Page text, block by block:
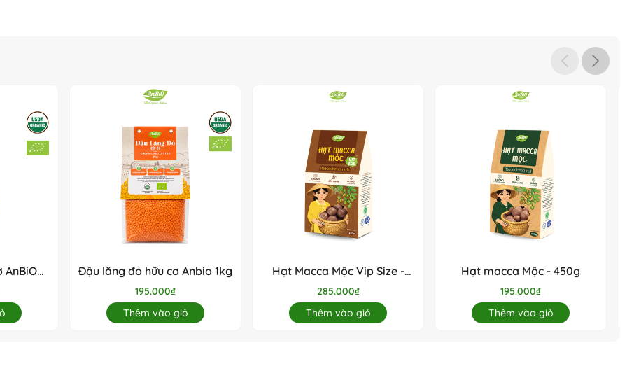
dưỡng:
giá trị dinh dưỡng.
dưỡng cho bé.
lệ 1 phần hạt và 2 phần nước trong 30-45 phút.
tráng miệng và nhiều món khác.
khô ráo, thoáng mát, tránh ánh sáng trực tiếp.
AnBiO
Đậu lăng đỏ hữu cơ Anbio 1kg
195.000₫
Thêm vào giỏ
Hạt Macca Mộc Vip Size -
450g
285.000₫
Thêm vào giỏ
Hạt macca Mộc - 450g
195.000₫
Thêm vào giỏ